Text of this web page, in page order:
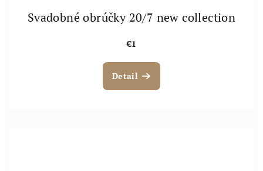
Svadobné obrúčky 20/7 new collection
€1
Detail